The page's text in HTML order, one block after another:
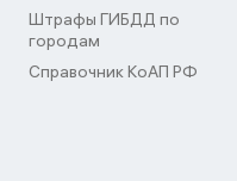
Штрафы ГИБДД по
городам
Справочник КоАП РФ